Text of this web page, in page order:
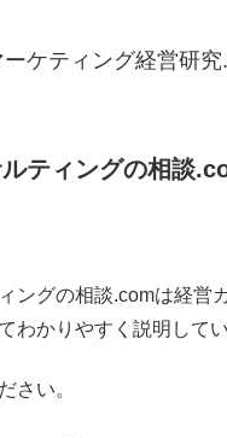
ーケティング経営研究
ティングの相談
ングの相談.comは経営
わかりやすく説明して
さい。